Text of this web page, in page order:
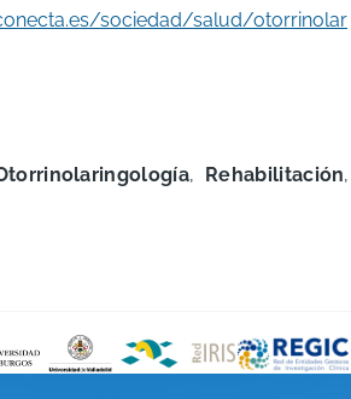
sociedad/salud/otorrinolar
Rehabilitación